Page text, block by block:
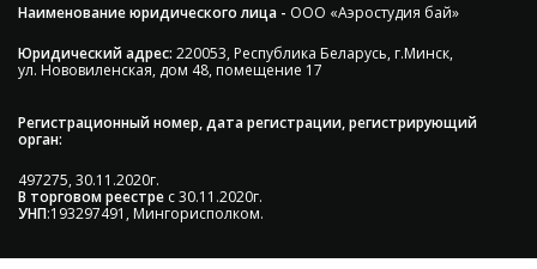
Наименование юридического лица - ООО «Аэростудия бай»
Юридический адрес: 220053, Республика Беларусь, г.Минск,
ул. Нововиленская, дом 48, помещение 17
Регистрационный номер, дата регистрации, регистрирующий
орган:
497275, 30.11.2020г.
В торговом реестре с 30.11.2020г.
УНП:193297491, Мингорисполком.